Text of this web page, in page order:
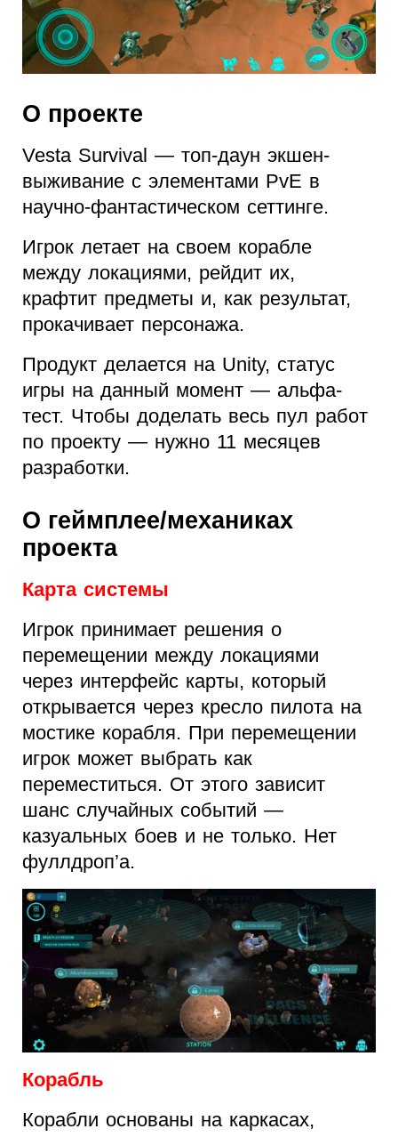
О проекте
Vesta Survival — топ-даун экшен-
выживание с элементами PvE в
научно-фантастическом сеттинге.
Игрок летает на своем корабле
между локациями, рейдит их,
крафтит предметы и, как результат,
прокачивает персонажа.
Продукт делается на Unity, статус
игры на данный момент — альфа-
тест. Чтобы доделать весь пул работ
по проекту — нужно 11 месяцев
разработки.
О геймплее/механиках
проекта
Карта системы
Игрок принимает решения о
перемещении между локациями
через интерфейс карты, который
открывается через кресло пилота на
мостике корабля. При перемещении
игрок может выбрать как
переместиться. От этого зависит
шанс случайных событий —
казуальных боев и не только. Нет
фуллдроп’а.
Корабль
Корабли основаны на каркасах,